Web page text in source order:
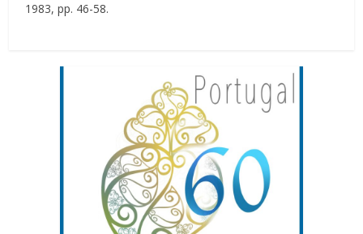
1983, pp. 46-58.